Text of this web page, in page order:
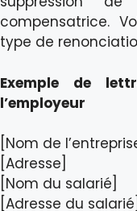
compensatrice.
type de
Exemple de
l’employeur
[Nom de
[Adresse]
[Nom du salarié]
[Adresse du salarié]